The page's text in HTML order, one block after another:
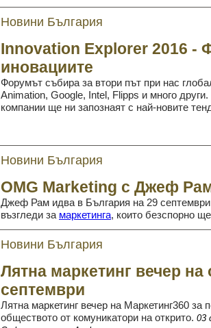
Новини България
Innovation Explorer 2016 -
иновациите
Форумът събира за втори път при нас
Animation, Google, Intel, Flipps и много
компании ще ни запознаят с най-новите
Новини България
OMG Marketing с Джеф
Джеф Рам идва в България на 29
възгледи за маркетинга, които безспорно
Новини България
Лятна маркетинг вечер на
септември
Лятна маркетинг вечер на Маркетинг360
обществото от комуникатори на открито. 03